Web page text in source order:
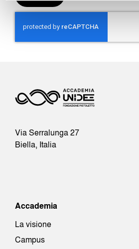
Alternative:
Via Serralunga 27
Biella, Italia
Accademia
La visione
Campus